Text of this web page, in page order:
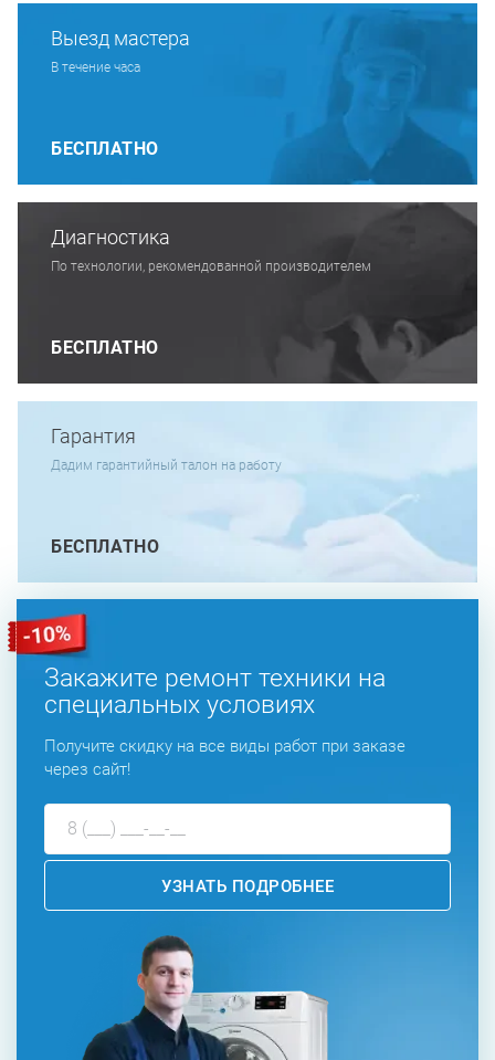
Выезд мастера
В течение часа
БЕСПЛАТНО
Диагностика
По технологии, рекомендованной производителем
БЕСПЛАТНО
Гарантия
Дадим гарантийный талон на работу
БЕСПЛАТНО
Закажите ремонт техники на
специальных условиях
Получите скидку на все виды работ при заказе
через сайт!
УЗНАТЬ ПОДРОБНЕЕ